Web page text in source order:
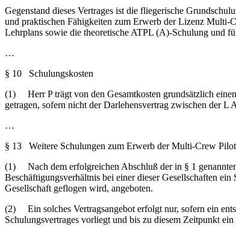
Gegenstand dieses Vertrages ist die fliegerische
und praktischen Fähigkeiten zum Erwerb der Lizenz Multi-
Lehrplans sowie die theoretische ATPL (A)-Schulung und
…
§ 10 Schulungskosten
(1) Herr P trägt von den Gesamtkosten grundsätzlich
getragen, sofern nicht der Darlehensvertrag zwischen der
…
§ 13 Weitere Schulungen zum Erwerb der Multi-Crew
(1) Nach dem erfolgreichen Abschluß der in § 1
Beschäftigungsverhältnis bei einer dieser Gesellschaften
Gesellschaft geflogen wird, angeboten.
(2) Ein solches Vertragsangebot erfolgt nur, sofern ein
Schulungsvertrages vorliegt und bis zu diesem Zeitpunkt